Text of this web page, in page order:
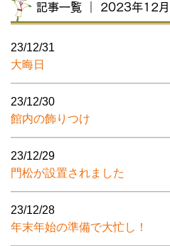
記事一覧 ｜ 2023年12月
23/12/31
大晦日
23/12/30
館内の飾りつけ
23/12/29
門松が設置されました
23/12/28
年末年始の準備で大忙し！